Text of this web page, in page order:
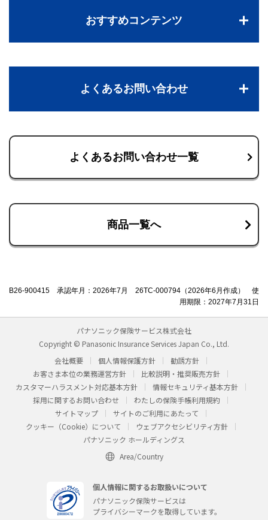
おすすめコンテンツ
よくあるお問い合わせ
よくあるお問い合わせ一覧
商品一覧へ
B26-900415 承認年月：2026年7月 26TC-000794（2026年6月作成） 使
用期限：2027年7月31日
パナソニック保険サービス株式会社
Copyright © Panasonic Insurance Services Japan Co., Ltd.
会社概要
個人情報保護方針
勧誘方針
お客さま本位の業務運営方針
比較説明・推奨販売方針
カスタマーハラスメント対応基本方針
情報セキュリティ基本方針
採用に関するお問い合わせ
わたしの保険手帳利用規約
サイトマップ
サイトのご利用にあたって
クッキー（Cookie）について
ウェブアクセシビリティ方針
パナソニック ホールディングス
Area/Country
個人情報に関するお取扱いについて
パナソニック保険サービスは
プライバシーマークを取得しています。